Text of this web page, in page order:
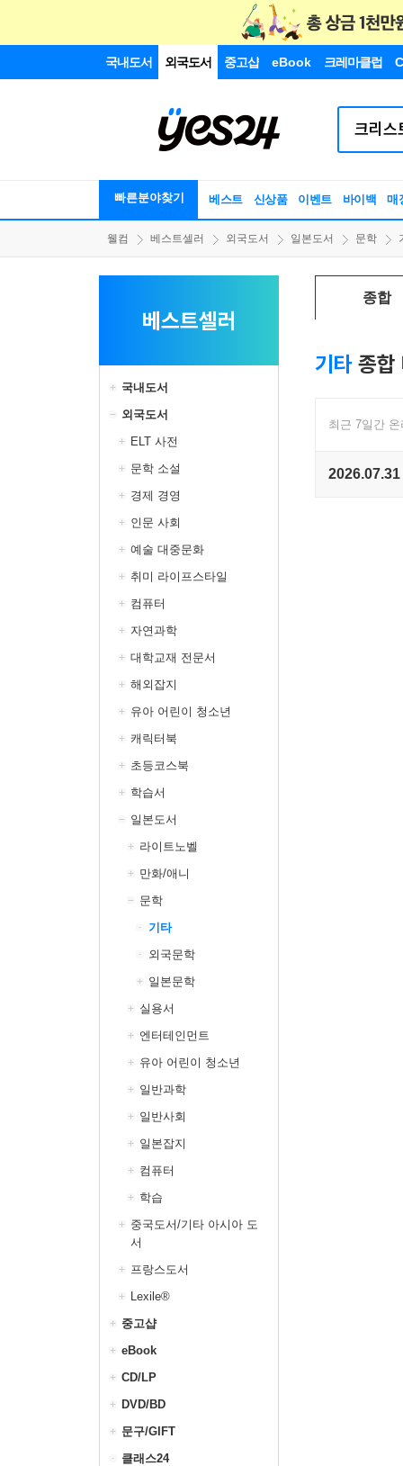
국내도서 외국도서 중고샵 eBook 크레마클럽
빠른분야찾기 베스트 신상품 이벤트 바이백 매
웰컴 베스트셀러 외국도서 일본도서 문학
베스트셀러
국내도서
외국도서
ELT 사전
문학 소설
경제 경영
인문 사회
예술 대중문화
취미 라이프스타일
컴퓨터
자연과학
대학교재 전문서
해외잡지
유아 어린이 청소년
캐릭터북
초등코스북
학습서
일본도서
라이트노벨
만화/애니
문학
기타
외국문학
일본문학
실용서
엔터테인먼트
유아 어린이 청소년
일반과학
일반사회
일본잡지
컴퓨터
학습
중국도서/기타 아시아 도
서
프랑스도서
Lexile®
중고샵
eBook
CD/LP
DVD/BD
문구/GIFT
클래스24
종합
기타 종합
최근 7일간